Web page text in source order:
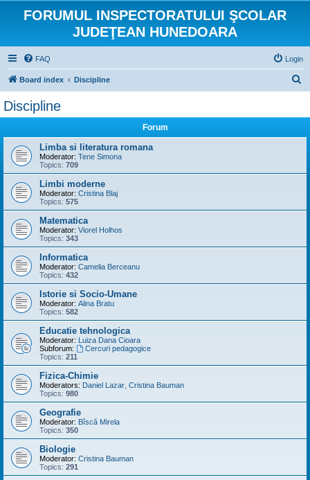
FORUMUL INSPECTORATULUI ŞCOLAR
JUDEŢEAN HUNEDOARA
FAQ Login
Board index Discipline
Discipline
Forum
Limba si literatura romana
Moderator: Tene Simona
Topics: 709
Limbi moderne
Moderator: Cristina Blaj
Topics: 575
Matematica
Moderator: Viorel Holhos
Topics: 343
Informatica
Moderator: Camelia Berceanu
Topics: 432
Istorie si Socio-Umane
Moderator: Alina Bratu
Topics: 582
Educatie tehnologica
Moderator: Luiza Dana Cioara
Subforum:
Cercuri pedagogice
Topics: 211
Fizica-Chimie
Moderators: Daniel Lazar Cristina Bauman
Topics: 980
Geografie
Moderator: Bîscă Mirela
Topics: 350
Biologie
Moderator: Cristina Bauman
Topics: 291